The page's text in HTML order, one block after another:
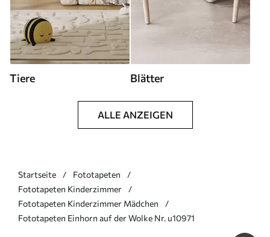
Tiere Blätter
ALLE ANZEIGEN
Startseite
Fototapeten
Fototapeten Kinderzimmer
Fototapeten Kinderzimmer Mädchen
Fototapeten Einhorn auf der Wolke Nr. u10971